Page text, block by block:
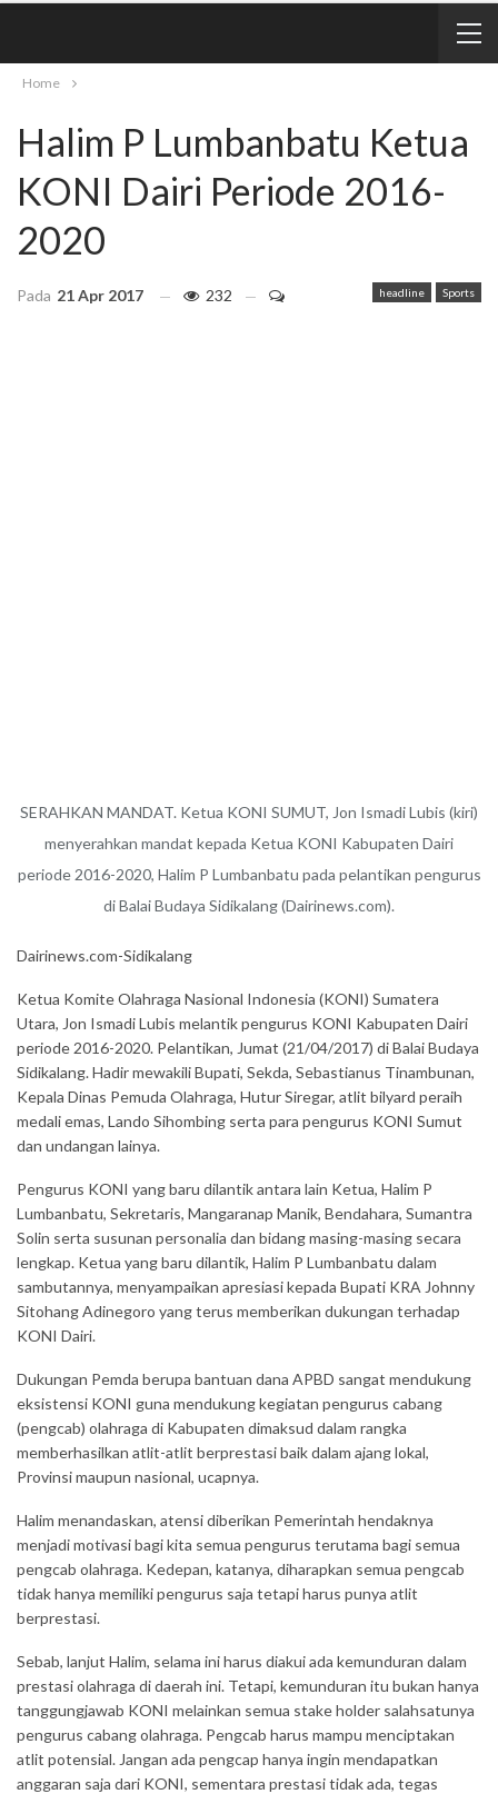
Home
Halim P Lumbanbatu Ketua
KONI Dairi Periode 2016-
2020
headline Sports
Pada 21 Apr 2017 232
SERAHKAN MANDAT. Ketua KONI SUMUT, Jon Ismadi Lubis (kiri)
menyerahkan mandat kepada Ketua KONI Kabupaten Dairi
periode 2016-2020, Halim P Lumbanbatu pada pelantikan pengurus
di Balai Budaya Sidikalang (Dairinews.com).
Dairinews.com-Sidikalang
Ketua Komite Olahraga Nasional Indonesia (KONI) Sumatera
Utara, Jon Ismadi Lubis melantik pengurus KONI Kabupaten Dairi
periode 2016-2020. Pelantikan, Jumat (21/04/2017) di Balai Budaya
Sidikalang. Hadir mewakili Bupati, Sekda, Sebastianus Tinambunan,
Kepala Dinas Pemuda Olahraga, Hutur Siregar, atlit bilyard peraih
medali emas, Lando Sihombing serta para pengurus KONI Sumut
dan undangan lainya.
Pengurus KONI yang baru dilantik antara lain Ketua, Halim P
Lumbanbatu, Sekretaris, Mangaranap Manik, Bendahara, Sumantra
Solin serta susunan personalia dan bidang masing-masing secara
lengkap. Ketua yang baru dilantik, Halim P Lumbanbatu dalam
sambutannya, menyampaikan apresiasi kepada Bupati KRA Johnny
Sitohang Adinegoro yang terus memberikan dukungan terhadap
KONI Dairi.
Dukungan Pemda berupa bantuan dana APBD sangat mendukung
eksistensi KONI guna mendukung kegiatan pengurus cabang
(pengcab) olahraga di Kabupaten dimaksud dalam rangka
memberhasilkan atlit-atlit berprestasi baik dalam ajang lokal,
Provinsi maupun nasional, ucapnya.
Halim menandaskan, atensi diberikan Pemerintah hendaknya
menjadi motivasi bagi kita semua pengurus terutama bagi semua
pengcab olahraga. Kedepan, katanya, diharapkan semua pengcab
tidak hanya memiliki pengurus saja tetapi harus punya atlit
berprestasi.
Sebab, lanjut Halim, selama ini harus diakui ada kemunduran dalam
prestasi olahraga di daerah ini. Tetapi, kemunduran itu bukan hanya
tanggungjawab KONI melainkan semua stake holder salahsatunya
pengurus cabang olahraga. Pengcab harus mampu menciptakan
atlit potensial. Jangan ada pengcap hanya ingin mendapatkan
anggaran saja dari KONI, sementara prestasi tidak ada, tegas